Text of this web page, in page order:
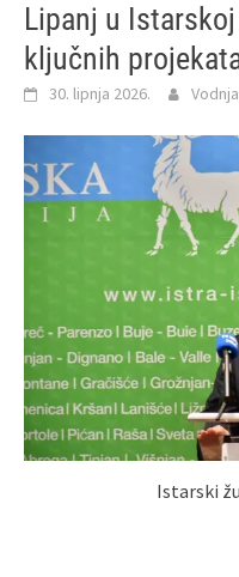
Lipanj u
ključnih
30. lipnja 2026.
Istarski